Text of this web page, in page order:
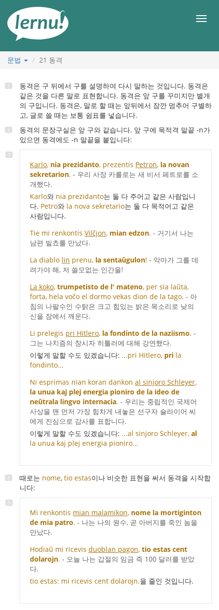
메
문법 21 동격
동격은 구 뒤에서 구를 설명하여 다시 말하는 것입니다. 동격은
같은 것을 다른 말로 표현합니다. 동격은 앞 구를 꾸미지만 별개
의 구입니다. 동격은, 말로 할 때는 앞뒤에서 잠깐 멈추어 구별하
고, 글로 쓸 때는 보통 쉼표를 넣습니다.
동격의 문장구실은 앞 구와 같습니다. 앞 구에 목적격 말끝 -n가
있으면 동격에도 -n 말끝을 붙입니다:
Karlo, nia prezidanto, prezentis Petron, la novan
sekretarion. - 우리 사장 카를로는 새 비서 페트로를 소
개했다.
Karlo와 nia prezidanto는 둘 다 주어고 같은 사람입니
다. Petro와 la nova sekretario는 둘 다 목적어고 같은
사람입니다.
Tie mi renkontis Vilĉjon, mian edzon. - 거기서 나는
남편 빌쵸를 만났다.
La diablo lin prenu, la sentaŭgulon! - 악마가 그를 데
려가야 해, 저 쓸모없는 인간을!
La koko, trumpetisto de l' mateno, per sia laŭta,
forta, hela voĉo el dormo vekas dion de la tago. - 아
침의 나팔수인 수탉은 크고 힘있는 밝은 목소리로 낮의
신을 잠에서 깨운다.
Li prelegis pri Hitlero, la fondinto de la naziismo. -
그는 나치즘의 창시자 히틀러에 대해 강연했다.
이렇게 말할 수도 있겠습니다: ...pri Hitlero, pri la
fondinto...
Ni esprimas nian koran dankon al sinjoro Schleyer,
la unua kaj plej energia pioniro de la ideo de
neŭtrala lingvo internacia. - 우리는 중립적인 국제어
사상을 맨 먼저 가장 힘차게 내놓은 선구자 슐라이어 씨
에게 진심으로 감사를 표합니다.
이렇게 말할 수도 있겠습니다: ...al sinjoro Schleyer, al
la unua kaj plej energia pioniro...
때로는 nome, tio estas이나 비슷한 표현을 써서 동격을 시작합
니다:
Mi renkontis mian malamikon, nome la mortiginton
de mia patro. - 나는 나의 원수, 곧 아버지를 죽인 놈을
만났다.
Hodiaŭ mi ricevis duoblan pagon, tio estas cent
dolarojn. - 오늘 나는 갑절의 임금 즉 100 달러를 받았
다.
tio estas: mi ricevis cent dolarojn.을 줄인 것입니다.